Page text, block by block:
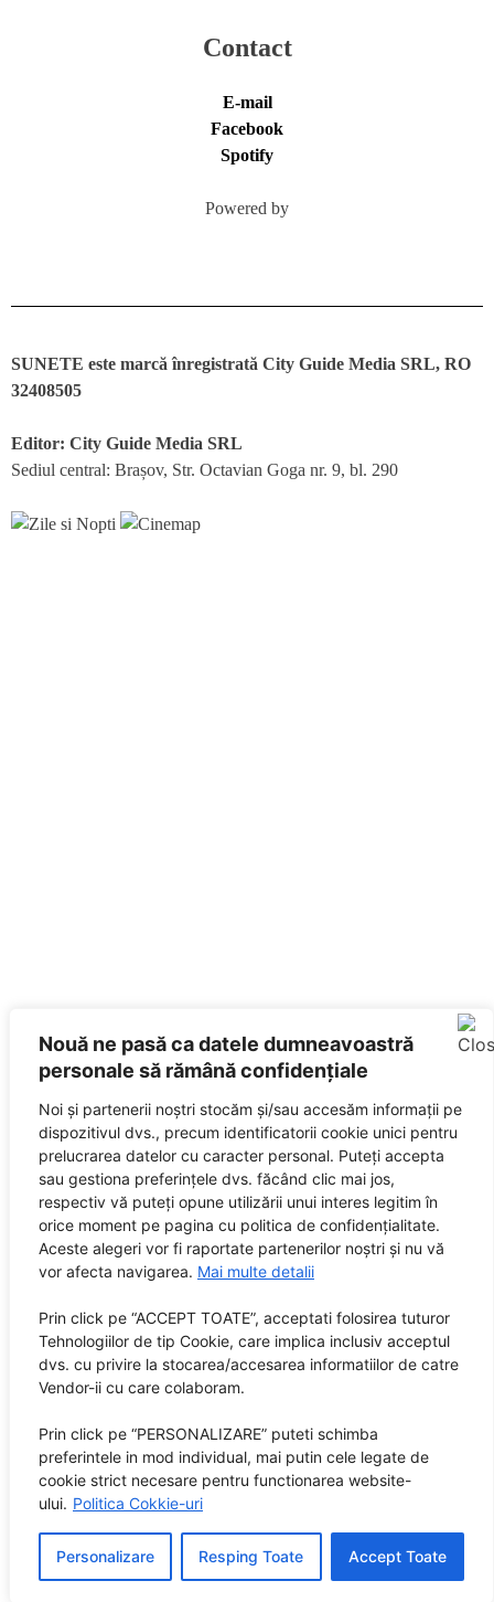
Nouă ne pasă ca datele dumneavoastră
personale să rămână confidențiale
Noi și partenerii noștri stocăm și/sau accesăm informații pe
dispozitivul dvs., precum identificatorii cookie unici pentru
prelucrarea datelor cu caracter personal. Puteți accepta
sau gestiona preferințele dvs. făcând clic mai jos,
respectiv vă puteți opune utilizării unui interes legitim în
orice moment pe pagina cu politica de confidențialitate.
Aceste alegeri vor fi raportate partenerilor noștri și nu vă
vor afecta navigarea. Mai multe detalii
Prin click pe “ACCEPT TOATE”, acceptati folosirea tuturor
Tehnologiilor de tip Cookie, care implica inclusiv acceptul
dvs. cu privire la stocarea/accesarea informatiilor de catre
Vendor-ii cu care colaboram.
Prin click pe “PERSONALIZARE” puteti schimba
preferintele in mod individual, mai putin cele legate de
cookie strict necesare pentru functionarea website-
ului. Politica Cokkie-uri
Personalizare Resping Toate Accept Toate
Contact
E-mail
Facebook
Spotify
Powered by
SUNETE este marcă înregistrată City Guide Media SRL, RO
32408505
Editor: City Guide Media SRL
Sediul central: Brașov, Str. Octavian Goga nr. 9, bl. 290